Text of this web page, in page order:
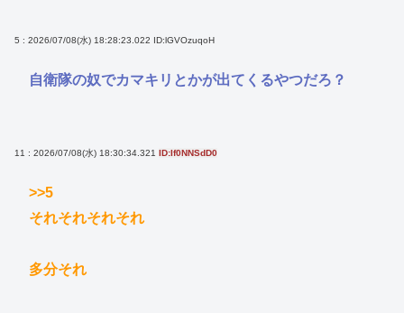
5 : 2026/07/08(水) 18:28:23.022 ID:lGVOzuqoH
自衛隊の奴でカマキリとかが出てくるやつだろ？
11 : 2026/07/08(水) 18:30:34.321 ID:If0NNSdD0
>>5
それそれそれそれ
多分それ